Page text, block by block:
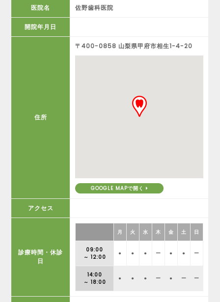
医院名 佐野歯科医院
開院年月日
住所
〒400-0858 山梨県甲府市相生1-4-20
GOOGLE MAPで開く
アクセス
診療時間・休診
日
月 火 水 木 金 土 日
09:00
～ 12:00
● ● ● ー ● ● ー
14:00
～ 18:00
● ● ● ー ● ー ー